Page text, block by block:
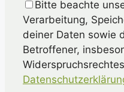
Bitte beachte
Verarbeitung,
deiner Daten sowie
Betroffener,